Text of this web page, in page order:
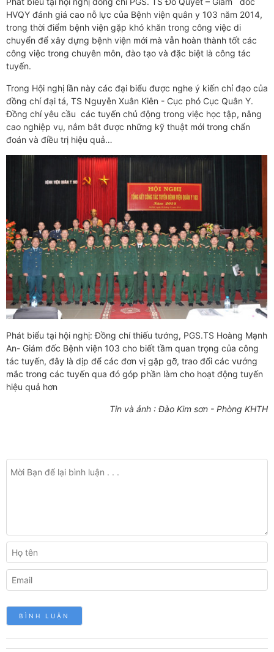
HVQY đánh giá cao nỗ lực của Bệnh viện quân y 103 năm 2014,
trong thời điểm bệnh viện gặp khó khăn trong công việc di
chuyển để xây dựng bệnh viện mới mà vẫn hoàn thành tốt các
công việc trong chuyên môn, đào tạo và đặc biệt là công tác
tuyến.
Trong Hội nghị lần này các đại biểu được nghe ý kiến chỉ đạo của
đồng chí đại tá, TS Nguyễn Xuân Kiên - Cục phó Cục Quân Y.
Đồng chí yêu cầu các tuyến chủ động trong việc học tập, nâng
cao nghiệp vụ, nắm bắt được những kỹ thuật mới trong chẩn
đoán và điều trị hiệu quả…
Phát biểu tại hội nghị: Đồng chí thiếu tướng, PGS.TS Hoàng Mạnh
An- Giám đốc Bệnh viện 103 cho biết tầm quan trọng của công
tác tuyến, đây là dịp để các đơn vị gặp gỡ, trao đổi các vướng
mắc trong các tuyến qua đó góp phần làm cho hoạt động tuyến
hiệu quả hơn
Tin và ảnh : Đào Kim sơn - Phòng KHTH